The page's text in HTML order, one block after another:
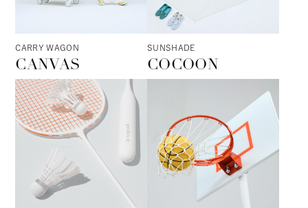
CARRY WAGON
CANVAS
SUNSHADE
COCOON